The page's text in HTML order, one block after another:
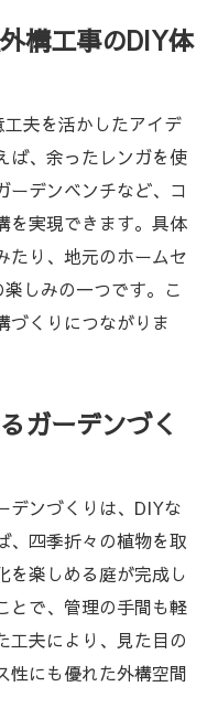
構工事のDIY体
夫を活かしたアイデ
ば、余ったレンガを使
ーデンベンチなど、コ
を実現できます。具体
たり、地元のホームセ
しみの一つです。こ
づくりにつながりま
ガーデンづく
デンづくりは、DIYな
、四季折々の植物を取
を楽しめる庭が完成し
とで、管理の手間も軽
工夫により、見た目の
性にも優れた外構空間